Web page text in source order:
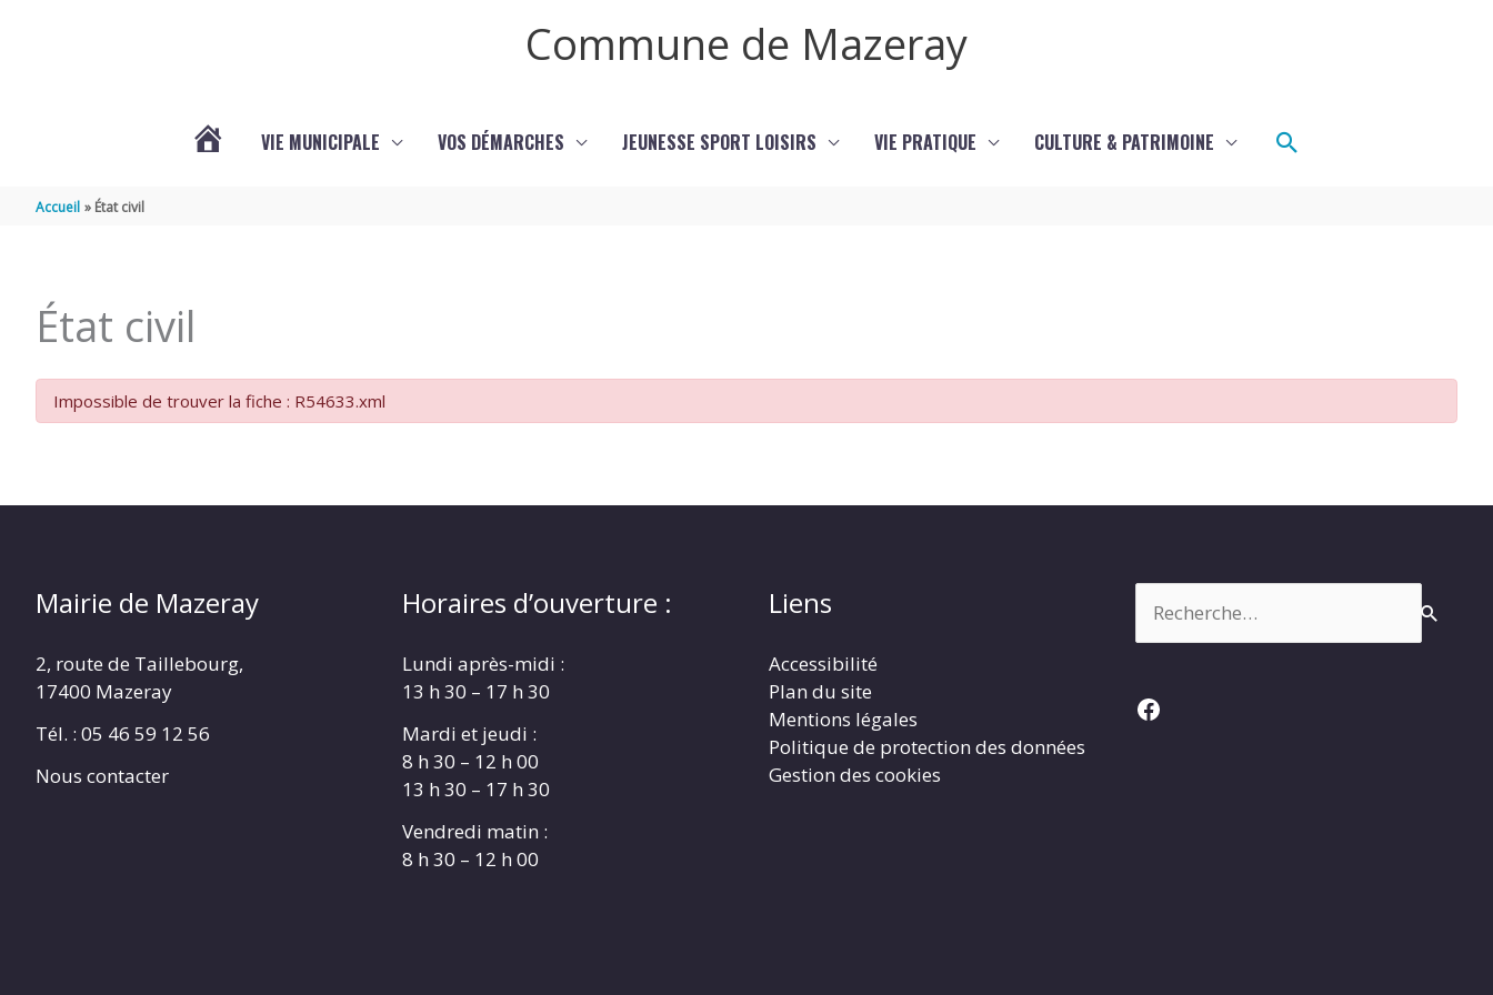
Commune de Mazeray
MAZERAY
VIE MUNICIPALE VOS DÉMARCHES JEUNESSE SPORT LOISIRS VIE PRATIQUE CULTURE & PATRIMOINE Rechercher
Accueil État civil
État civil
Impossible de trouver la fiche : R54633.xml
Mairie de Mazeray
2, route de Taillebourg,
17400 Mazeray
Tél. : 05 46 59 12 56
Nous contacter
Horaires d’ouverture :
Lundi après-midi :
13 h 30 – 17 h 30
Mardi et jeudi :
8 h 30 – 12 h 00
13 h 30 – 17 h 30
Vendredi matin :
8 h 30 – 12 h 00
Liens
Accessibilité
Plan du site
Mentions légales
Politique de protection des données
Gestion des cookies
Facebook